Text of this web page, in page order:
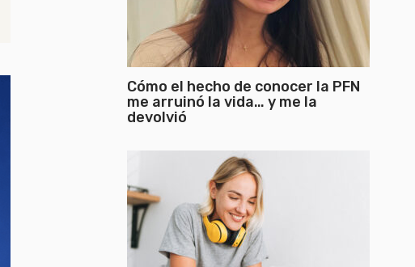
Cómo el hecho de conocer la PFN
me arruinó la vida… y me la
devolvió